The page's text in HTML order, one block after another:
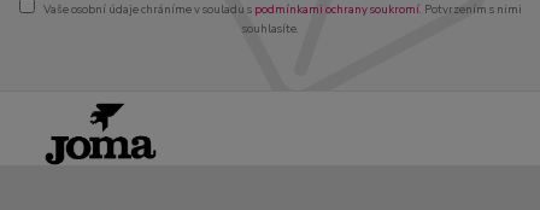
Vaše osobní údaje chráníme v souladu s podmínkami ochrany soukromí. Potvrzením s nimi
souhlasíte.